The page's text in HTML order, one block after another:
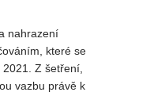
nahrazení
které se
2021. Z šetření,
vazbu právě k